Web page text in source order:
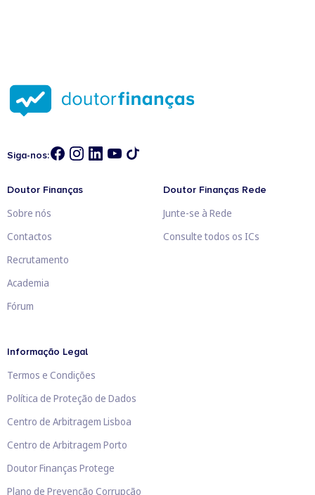
Siga-nos:
Doutor Finanças
Sobre nós
Contactos
Recrutamento
Academia
Fórum
Doutor Finanças Rede
Junte-se à Rede
Consulte todos os ICs
Informação Legal
Termos e Condições
Política de Proteção de Dados
Centro de Arbitragem Lisboa
Centro de Arbitragem Porto
Doutor Finanças Protege
Plano de Prevenção Corrupção